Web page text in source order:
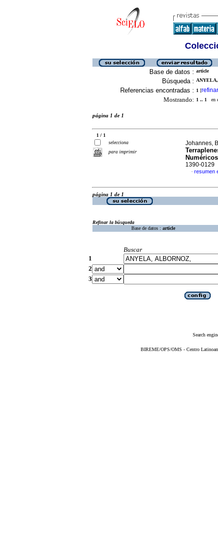
Base de datos : article
Búsqueda :
Referencias encontradas : 1 [refinar
Mostrando: 1 .. 1 en
página 1 de 1
1 / 1
selecciona
para imprimir
Johannes,
Numéricos
1390-0129
· resumen
página 1 de 1
Refinar la búsqueda
Base de datos : article
Buscar
1
2
3
Search
BIREME/OPS/OMS - Centro